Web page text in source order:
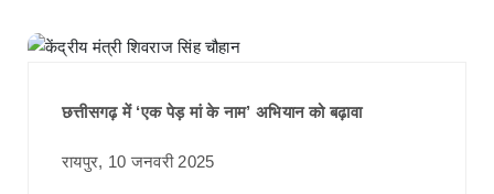
छत्तीसगढ़ में ‘एक पेड़ मां के नाम’ अभियान को बढ़ावा
रायपुर, 10 जनवरी 2025